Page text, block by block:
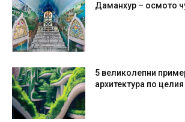
Даманхур – осмото
5 великолепни
архитектура по